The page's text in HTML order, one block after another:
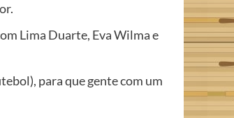
Lima Duarte, Eva Wilma e
para que gente com um